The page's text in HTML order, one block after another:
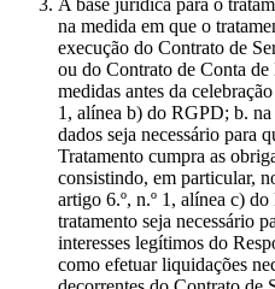
A base jurídica para o
na medida em que o
execução do Contrato de
ou do Contrato de Conta de
medidas antes da
1, alínea b) do RGPD; b.
dados seja necessário para
Tratamento cumpra as
consistindo, em particular,
artigo 6.º, n.º 1, alínea c)
tratamento seja necessário
interesses legítimos do
como efetuar liquidações